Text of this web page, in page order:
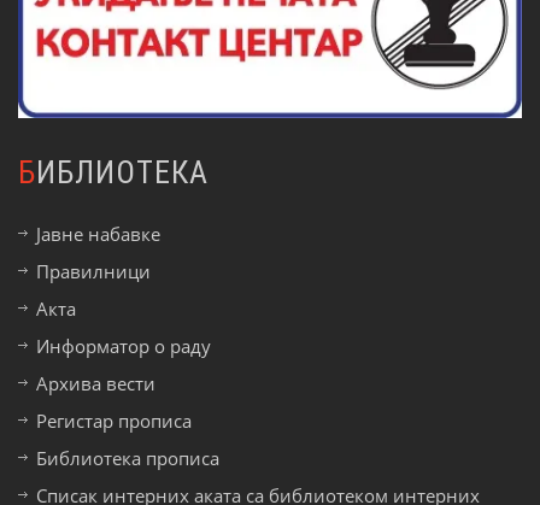
БИБЛИОТЕКА
Јавне набавке
Правилници
Акта
Информатор о раду
Архива вести
Регистар прописа
Библиотека прописа
Списак интерних аката са библиотеком интерних